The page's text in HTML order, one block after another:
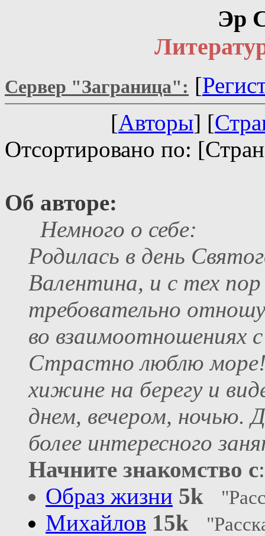
Эр
Сервер "Заграница": [
[Авторы] [
Отсортировано по:
Об авторе:
Немного о себе:
Родилась в день
Валентина, и с тех пор
требовательно
во
Страстно люблю
хижине на берегу и
днем, вечером, ночью.
более интересного
Начните знакомство с:
Образ жизни 5k
Михайлов 15k